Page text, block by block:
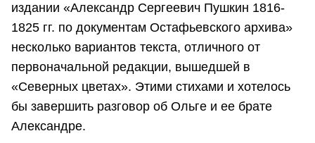
издании «Александр Сергеевич Пушкин 1816-
1825 гг. по документам Остафьевского архива»
несколько вариантов текста, отличного от
первоначальной редакции, вышедшей в
«Северных цветах». Этими стихами и хотелось
бы завершить разговор об Ольге и ее брате
Александре.